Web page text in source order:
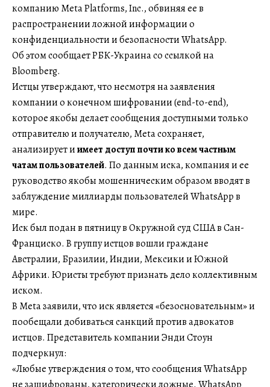
компанию Meta Platforms, Inc., обвиняя ее в
распространении ложной информации о
конфиденциальности и безопасности WhatsApp.
Об этом сообщает РБК-Украина со ссылкой на
Bloomberg.
Истцы утверждают, что несмотря на заявления
компании о конечном шифровании (end-to-end),
которое якобы делает сообщения доступными только
отправителю и получателю, Meta сохраняет,
анализирует иимеет доступ почти ко всем частным
чатам пользователей. По данным иска, компания и ее
руководство якобы мошенническим образом вводят в
заблуждение миллиарды пользователей WhatsApp в
мире.
Иск был подан в пятницу в Окружной суд США в Сан-
Франциско. В группу истцов вошли граждане
Австралии, Бразилии, Индии, Мексики и Южной
Африки. Юристы требуют признать дело коллективным
иском.
В Meta заявили, что иск является «безосновательным» и
пообещали добиваться санкций против адвокатов
истцов. Представитель компании Энди Стоун
подчеркнул:
«Любые утверждения о том, что сообщения WhatsApp
не зашифрованы, категорически ложные. WhatsApp